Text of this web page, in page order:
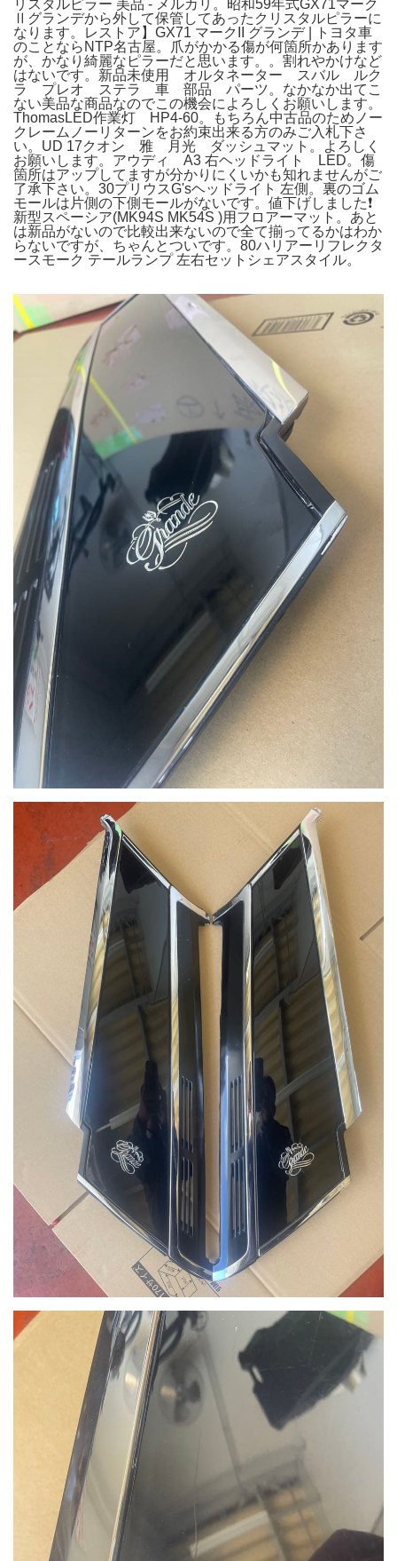
リスタルピラー 美品 - メルカリ。昭和59年式GX71マーク
Ⅱグランデから外して保管してあったクリスタルピラーに
なります。レストア】GX71 マークII グランデ | トヨタ車
のことならNTP名古屋。爪がかかる傷が何箇所かあります
が、かなり綺麗なピラーだと思います。。割れやかけなど
はないです。新品未使用 オルタネーター スバル ルク
ラ プレオ ステラ 車 部品 パーツ。なかなか出てこ
ない美品な商品なのでこの機会によろしくお願いします。
ThomasLED作業灯 HP4-60。もちろん中古品のためノー
クレームノーリターンをお約束出来る方のみご入札下さ
い。UD 17クオン 雅 月光 ダッシュマット。よろしく
お願いします。アウディ A3 右ヘッドライト LED。傷
箇所はアップしてますが分かりにくいかも知れませんがご
了承下さい。30プリウスG'sヘッドライト 左側。裏のゴム
モールは片側の下側モールがないです。値下げしました❗️
新型スペーシア(MK94S MK54S )用フロアーマット。あと
は新品がないので比較出来ないので全て揃ってるかはわか
らないですが、ちゃんとついです。80ハリアーリフレクタ
ースモーク テールランプ 左右セットシェアスタイル。